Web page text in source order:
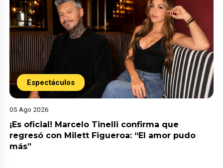
Espectáculos
05 Ago 2026
¡Es oficial! Marcelo Tinelli confirma que
regresó con Milett Figueroa: “El amor pudo
más”